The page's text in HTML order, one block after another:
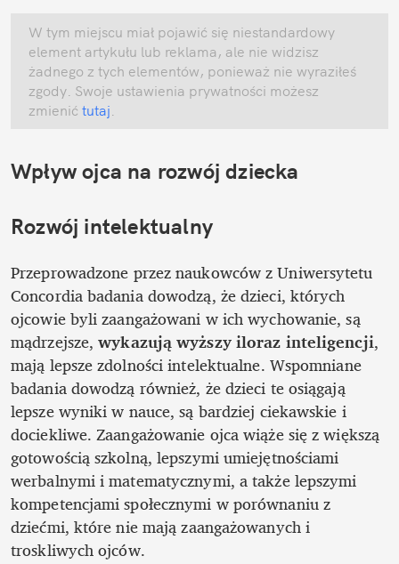
W tym miejscu miał pojawić się niestandardowy
element artykułu lub reklama, ale nie widzisz
żadnego z tych elementów, ponieważ nie wyraziłeś
zgody. Swoje ustawienia prywatności możesz
zmienić tutaj
Wpływ ojca na rozwój dziecka
Rozwój intelektualny
Przeprowadzone przez naukowców z Uniwersytetu
Concordia badania dowodzą, że dzieci, których
ojcowie byli zaangażowani w ich wychowanie, są
mądrzejsze, wykazują wyższy iloraz inteligencji,
mają lepsze zdolności intelektualne. Wspomniane
badania dowodzą również, że dzieci te osiągają
lepsze wyniki w nauce, są bardziej ciekawskie i
dociekliwe. Zaangażowanie ojca wiąże się z większą
gotowością szkolną, lepszymi umiejętnościami
werbalnymi i matematycznymi, a także lepszymi
kompetencjami społecznymi w porównaniu z
dziećmi, które nie mają zaangażowanych i
troskliwych ojców.